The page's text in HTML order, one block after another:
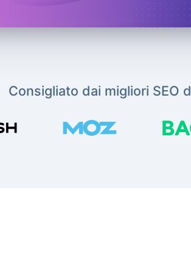
Consigliato dai migliori SEO